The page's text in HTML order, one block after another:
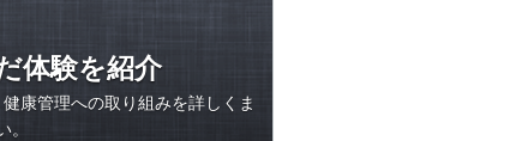
体験を紹介
康管理への取り組みを詳しくま